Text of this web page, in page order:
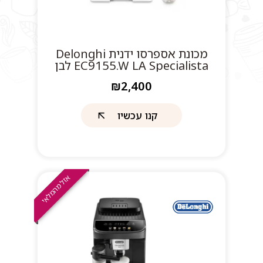
מכונת אספרסו ידנית Delonghi
EC9155.W LA Specialista לבן
₪2,400
קנו עכשיו
אזל מהמלאי